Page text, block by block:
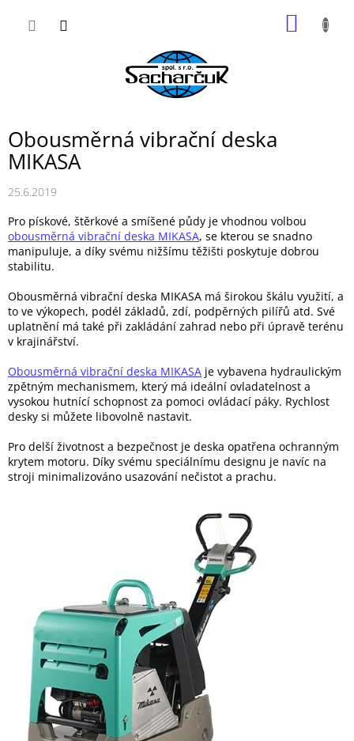
Obousměrná vibrační deska
MIKASA
25.6.2019
Pro pískové, štěrkové a smíšené půdy je vhodnou volbou
obousměrná vibrační deska MIKASA, se kterou se snadno
manipuluje, a díky svému nižšímu těžišti poskytuje dobrou
stabilitu.
Obousměrná vibrační deska MIKASA má širokou škálu využití, a
to ve výkopech, podél základů, zdí, podpěrných pilířů atd. Své
uplatnění má také při zakládání zahrad nebo při úpravě terénu
v krajinářství.
Obousměrná vibrační deska MIKASA je vybavena hydraulickým
zpětným mechanismem, který má ideální ovladatelnost a
vysokou hutnící schopnost za pomoci ovládací páky. Rychlost
desky si můžete libovolně nastavit.
Pro delší životnost a bezpečnost je deska opatřena ochranným
krytem motoru. Díky svému speciálnímu designu je navíc na
stroji minimalizováno usazování nečistot a prachu.